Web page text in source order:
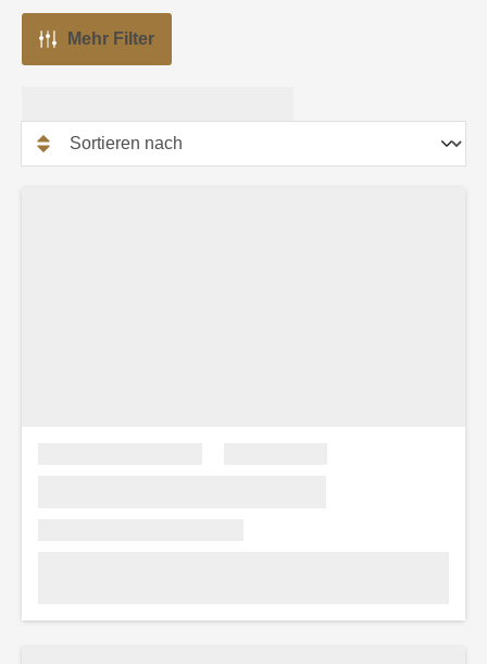
Mehr Filter